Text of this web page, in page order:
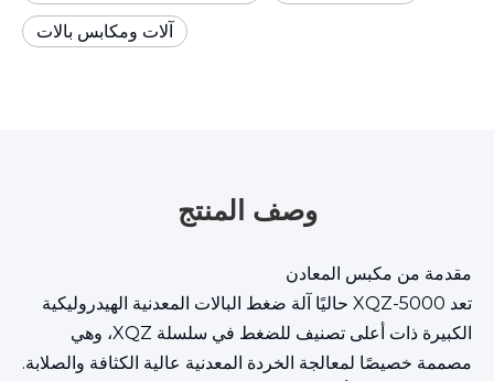
آلات ومكابس بالات
وصف المنتج
مقدمة من مكبس المعادن
تعد XQZ-5000 حاليًا آلة ضغط البالات المعدنية الهيدروليكية
الكبيرة ذات أعلى تصنيف للضغط في سلسلة XQZ، وهي
مصممة خصيصًا لمعالجة الخردة المعدنية عالية الكثافة والصلابة.